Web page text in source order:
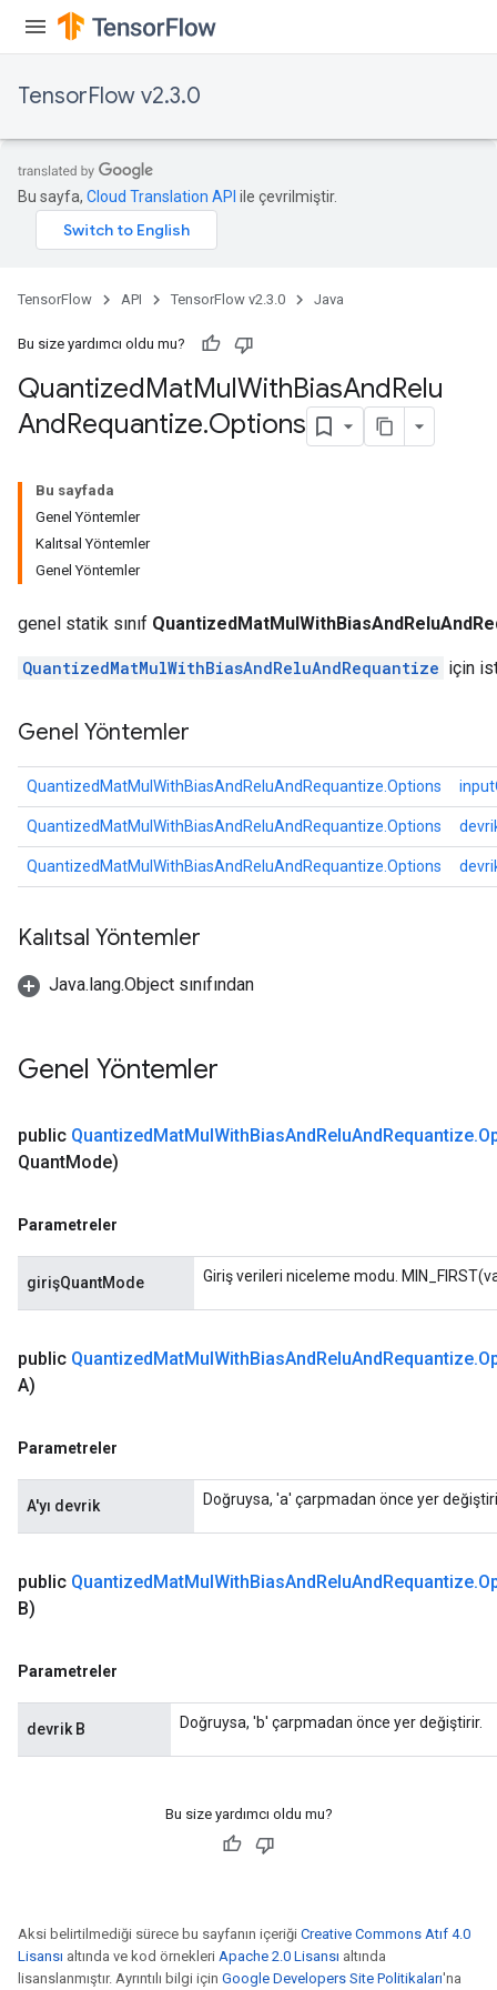
TensorFlow v2.3.0
Bu sayfa, Cloud Translation API ile çevrilmiştir.
TensorFlow API TensorFlow v2.3.0 Java
Bu size yardımcı oldu mu?
QuantizedMatMulWithBiasAndRelu
AndRequantize.Options
Bu sayfada
Genel Yöntemler
Kalıtsal Yöntemler
Genel Yöntemler
genel statik sınıf
QuantizedMatMulWithBiasAndReluAndRequantize için
Genel Yöntemler
QuantizedMatMulWithBiasAndReluAndRequantize.Options
QuantizedMatMulWithBiasAndReluAndRequantize.Options
QuantizedMatMulWithBiasAndReluAndRequantize.Options
Kalıtsal Yöntemler
Java.lang.Object sınıfından
Genel Yöntemler
public QuantizedMatMulWithBiasAndReluAndRequantize.
QuantMode)
Parametreler
girişQuantMode Giriş verileri niceleme modu.
public QuantizedMatMulWithBiasAndReluAndRequantize.
A)
Parametreler
A'yı devrik Doğruysa, 'a' çarpmadan önce yer
public QuantizedMatMulWithBiasAndReluAndRequantize.
B)
Parametreler
devrik B Doğruysa, 'b' çarpmadan önce yer değiştirir.
Bu size yardımcı oldu mu?
Aksi belirtilmediği sürece bu sayfanın içeriği Creative Commons Atıf 4.0
Lisansı altında ve kod örnekleri Apache 2.0 Lisansı altında
lisanslanmıştır. Ayrıntılı bilgi için Google Developers Site Politikaları'na